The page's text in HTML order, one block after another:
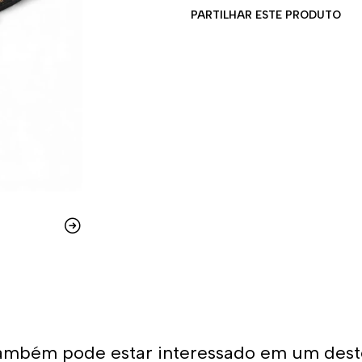
PARTILHAR ESTE PRODUTO
pode estar interessado em um